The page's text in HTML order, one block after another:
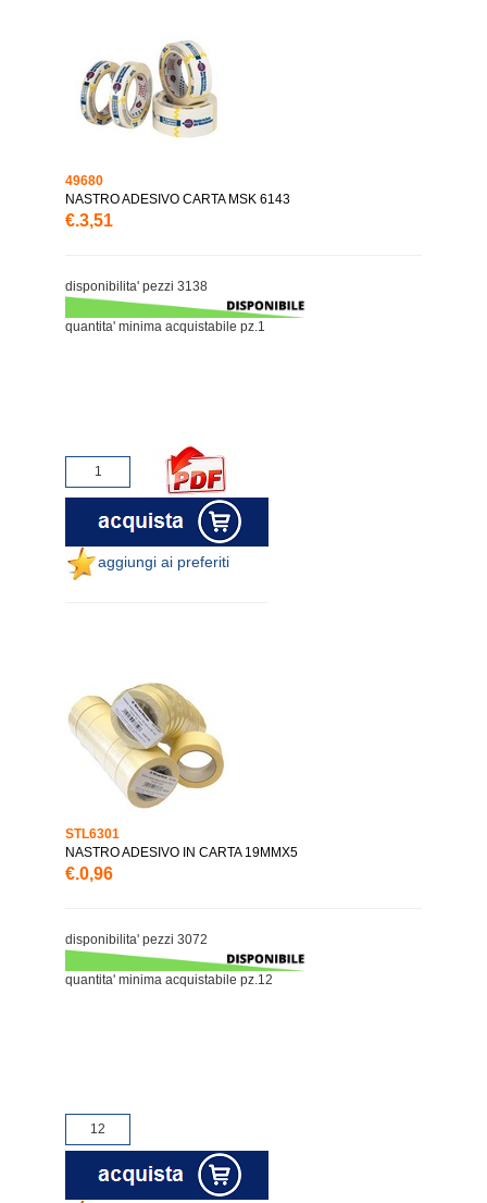
49680
NASTRO ADESIVO CARTA MSK 6143
€.3,51
disponibilita' pezzi 3138
quantita' minima acquistabile pz.1
aggiungi ai preferiti
STL6301
NASTRO ADESIVO IN CARTA 19MMX5
€.0,96
disponibilita' pezzi 3072
quantita' minima acquistabile pz.12